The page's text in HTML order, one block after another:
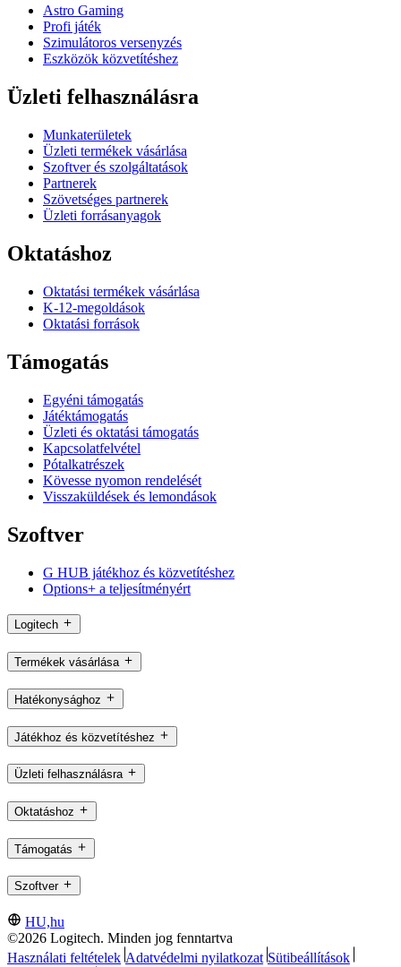
Astro Gaming
Profi játék
Szimulátoros versenyzés
Eszközök közvetítéshez
Üzleti felhasználásra
Munkaterületek
Üzleti termékek vásárlása
Szoftver és szolgáltatások
Partnerek
Szövetséges partnerek
Üzleti forrásanyagok
Oktatáshoz
Oktatási termékek vásárlása
K-12-megoldások
Oktatási források
Támogatás
Egyéni támogatás
Játéktámogatás
Üzleti és oktatási támogatás
Kapcsolatfelvétel
Pótalkatrészek
Kövesse nyomon rendelését
Visszaküldések és lemondások
Szoftver
G HUB játékhoz és közvetítéshez
Options+ a teljesítményért
Logitech
Termékek vásárlása
Hatékonysághoz
Játékhoz és közvetítéshez
Üzleti felhasználásra
Oktatáshoz
Támogatás
Szoftver
HU,hu
©2026 Logitech. Minden jog fenntartva
Használati feltételek Adatvédelmi nyilatkozat Sütibeállítások